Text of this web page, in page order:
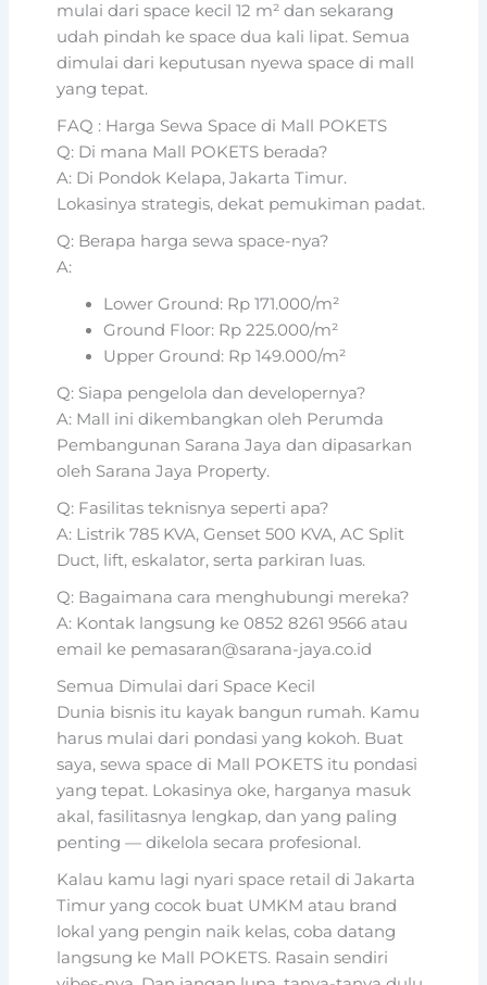
mulai dari space kecil 12 m² dan sekarang
udah pindah ke space dua kali lipat. Semua
dimulai dari keputusan nyewa space di mall
yang tepat.
FAQ : Harga Sewa Space di Mall POKETS
Q: Di mana Mall POKETS berada?
A: Di Pondok Kelapa, Jakarta Timur.
Lokasinya strategis, dekat pemukiman padat.
Q: Berapa harga sewa space-nya?
A:
Lower Ground: Rp 171.000/m²
Ground Floor: Rp 225.000/m²
Upper Ground: Rp 149.000/m²
Q: Siapa pengelola dan developernya?
A: Mall ini dikembangkan oleh Perumda
Pembangunan Sarana Jaya dan dipasarkan
oleh Sarana Jaya Property.
Q: Fasilitas teknisnya seperti apa?
A: Listrik 785 KVA, Genset 500 KVA, AC Split
Duct, lift, eskalator, serta parkiran luas.
Q: Bagaimana cara menghubungi mereka?
A: Kontak langsung ke 0852 8261 9566 atau
email ke pemasaran@sarana-jaya.co.id
Semua Dimulai dari Space Kecil
Dunia bisnis itu kayak bangun rumah. Kamu
harus mulai dari pondasi yang kokoh. Buat
saya, sewa space di Mall POKETS itu pondasi
yang tepat. Lokasinya oke, harganya masuk
akal, fasilitasnya lengkap, dan yang paling
penting — dikelola secara profesional.
Kalau kamu lagi nyari space retail di Jakarta
Timur yang cocok buat UMKM atau brand
lokal yang pengin naik kelas, coba datang
langsung ke Mall POKETS. Rasain sendiri